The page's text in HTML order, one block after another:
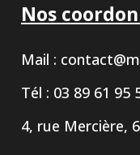
Nos
Mail :
Tél : 03 89 61 95
4, rue Mercière,